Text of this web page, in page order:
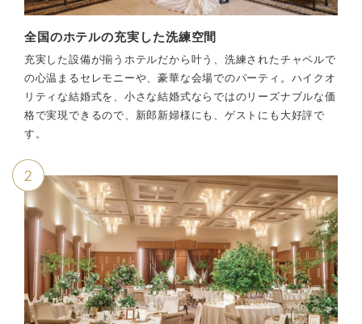
全国のホテルの充実した洗練空間
充実した設備が揃うホテルだから叶う、洗練されたチャペルで
の心温まるセレモニーや、豪華な会場でのパーティ。ハイクオ
リティな結婚式を、小さな結婚式ならではのリーズナブルな価
格で実現できるので、新郎新婦様にも、ゲストにも大好評で
す。
2